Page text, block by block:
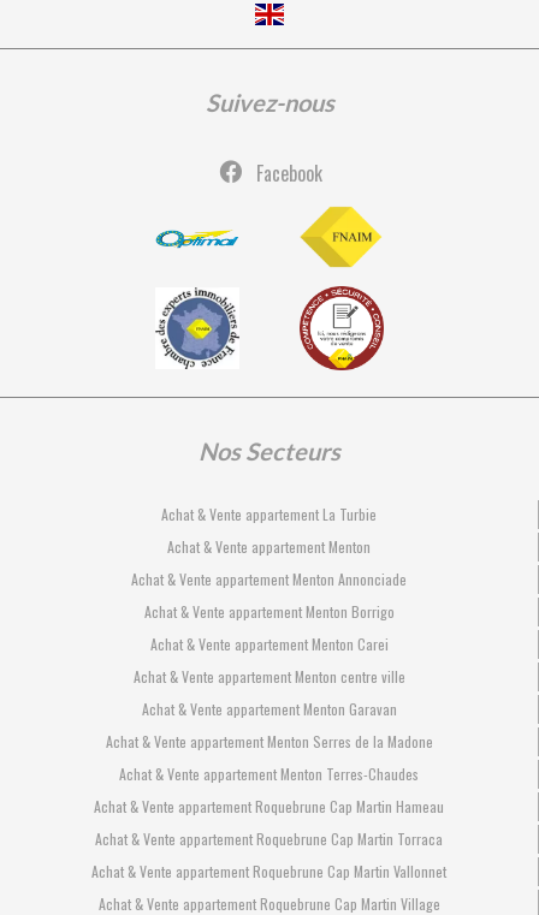
Suivez-nous
Facebook
Nos Secteurs
Achat & Vente appartement La Turbie
Achat & Vente appartement Menton
Achat & Vente appartement Menton Annonciade
Achat & Vente appartement Menton Borrigo
Achat & Vente appartement Menton Carei
Achat & Vente appartement Menton centre ville
Achat & Vente appartement Menton Garavan
Achat & Vente appartement Menton Serres de la Madone
Achat & Vente appartement Menton Terres-Chaudes
Achat & Vente appartement Roquebrune Cap Martin Hameau
Achat & Vente appartement Roquebrune Cap Martin Torraca
Achat & Vente appartement Roquebrune Cap Martin Vallonnet
Achat & Vente appartement Roquebrune Cap Martin Village